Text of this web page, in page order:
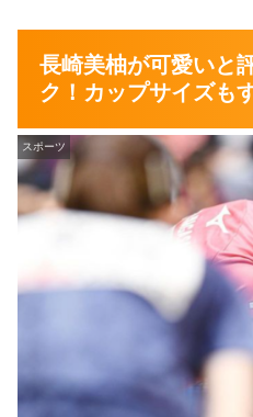
長崎美柚が可愛いと
ク！カップサイズも
スポーツ